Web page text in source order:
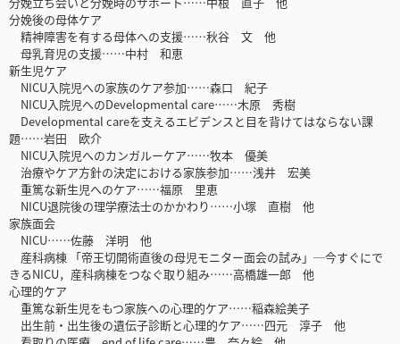
分娩後の母体ケア
精神障害を有する母体への支援……秋谷 文 他
母乳育児の支援……中村 和恵
新生児ケア
NICU入院児への家族のケア参加……森口 紀子
NICU入院児へのDevelopmental care……木原 秀樹
Developmental careを支えるエビデンスと目を背けてはならない課
題……岩田 欧介
NICU入院児へのカンガルーケア……牧本 優美
治療やケア方針の決定における家族参加……浅井 宏美
重篤な新生児へのケア……福原 里恵
NICU退院後の理学療法士のかかわり……小塚 直樹 他
家族面会
NICU……佐藤 洋明 他
産科病棟 「帝王切開術直後の母児モニター面会の試み」─今すぐにで
きるNICU，産科病棟をつなぐ取り組み……高橋雄一郎 他
心理的ケア
重篤な新生児をもつ家族への心理的ケア……稲森絵美子
出生前・出生後の遺伝子診断と心理的ケア……四元 淳子 他